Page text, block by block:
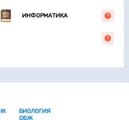
ИНФОРМАТИКА
БИОЛОГИЯ
ОБЖ